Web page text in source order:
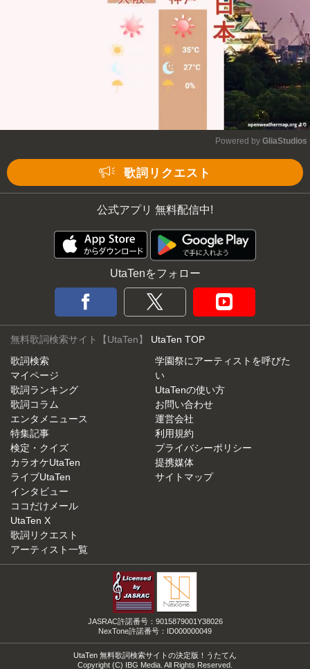
Powered by GliaStudios
歌詞リクエスト
公式アプリ 無料配信中!
UtaTenをフォロー
無料歌詞検索サイト【UtaTen】 UtaTen TOP
歌詞検索
マイページ
歌詞ランキング
歌詞コラム
エンタメニュース
特集記事
検定・クイズ
カラオケUtaTen
ライブUtaTen
インタビュー
ココだけメール
UtaTen X
歌詞リクエスト
アーティスト一覧
学園祭にアーティストを呼びた
い
UtaTenの使い方
お問い合わせ
運営会社
利用規約
プライバシーポリシー
提携媒体
サイトマップ
JASRAC許諾番号：9015879001Y38026
NexTone許諾番号：ID000000049
UtaTen 無料歌詞検索サイトの決定版！うたてん
Copyright (C) IBG Media. All Rights Reserved.